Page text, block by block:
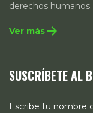
derechos
integral que
estrategias de
estado de los
Ver más arrow_forward
SUSCRÍBETE AL
Escribe tu nombre